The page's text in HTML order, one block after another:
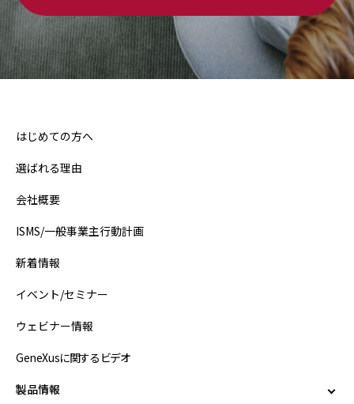
はじめての方へ
選ばれる理由
会社概要
ISMS/一般事業主行動計画
新着情報
イベント/セミナー
ウェビナー情報
GeneXusに関するビデオ
製品情報